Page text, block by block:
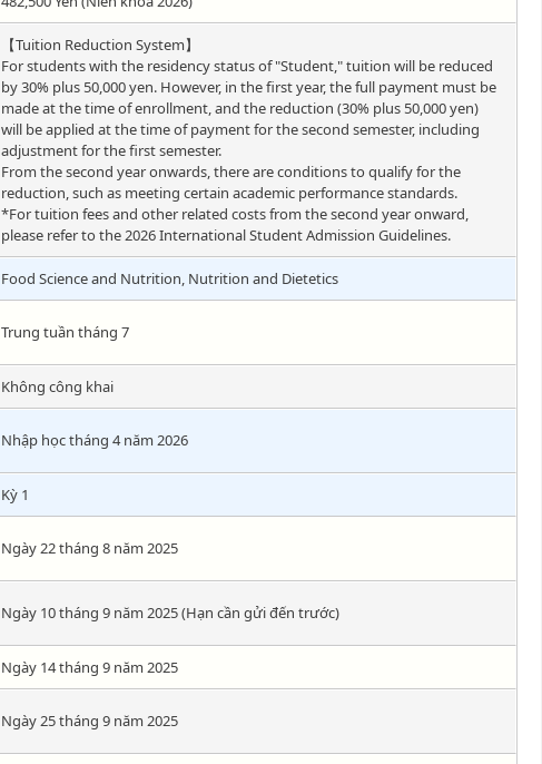
【Tuition Reduction System】
For students with the residency status of "Student," tuition will be reduced
by 30% plus 50,000 yen. However, in the first year, the full payment must be
made at the time of enrollment, and the reduction (30% plus 50,000 yen)
will be applied at the time of payment for the second semester, including
adjustment for the first semester.
From the second year onwards, there are conditions to qualify for the
reduction, such as meeting certain academic performance standards.
*For tuition fees and other related costs from the second year onward,
please refer to the 2026 International Student Admission Guidelines.
Food Science and Nutrition, Nutrition and Dietetics
Trung tuần tháng 7
Không công khai
Nhập học tháng 4 năm 2026
Kỳ 1
Ngày 22 tháng 8 năm 2025
Ngày 10 tháng 9 năm 2025 (Hạn cần gửi đến trước)
Ngày 14 tháng 9 năm 2025
Ngày 25 tháng 9 năm 2025